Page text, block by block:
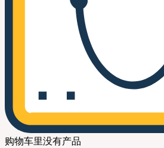
购物车里没有产品